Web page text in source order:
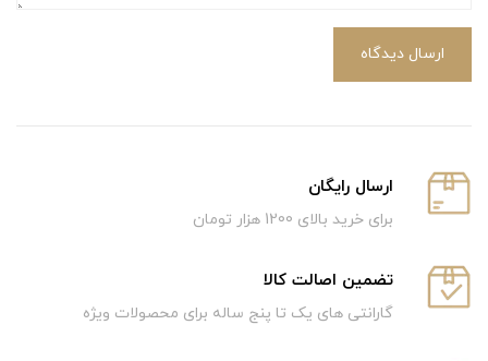
ارسال دیدگاه
ارسال رایگان
برای خرید بالای 1200 هزار تومان
تضمین اصالت کالا
گارانتی های یک تا پنج ساله برای محصولات ویژه